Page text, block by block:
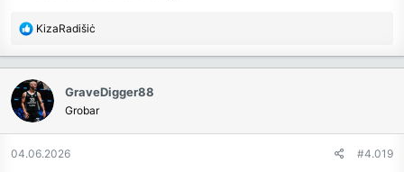
R
a
c
t
i
n
KizaRadišiċ
GraveDigger88
Grobar
04.06.2026 #4.019